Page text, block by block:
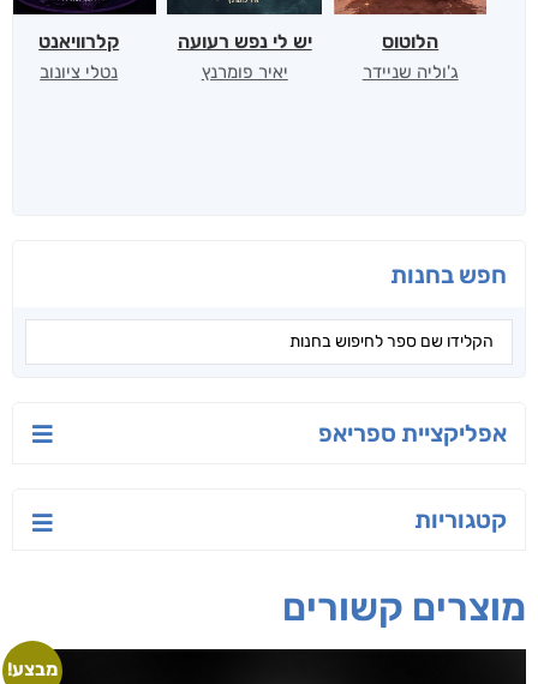
חפש בחנות
אפליקציית ספריאפ
קטגוריות
הלוטוס
ג'וליה שניידר
יש לי נפש רעועה
יאיר פומרנץ
קלרוויאנט
נטלי ציונוב
מוצרים קשורים
מבצע!